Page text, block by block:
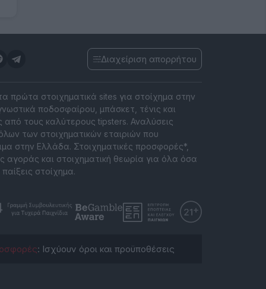
Διαχείριση απορρήτου
πρώτα στοιχηματικά sites για στοίχημα στην
ποδοσφαίρου, μπάσκετ, τένις και
από τους καλύτερους tipsters. Αναλύσεις
των στοιχηματικών εταιριών που
στην Ελλάδα. Στοιχηματικές προσφορές*,
αγοράς και στοιχηματική θεωρία για όλα όσα
στοίχημα.
: Ισχύουν όροι και προϋποθέσεις